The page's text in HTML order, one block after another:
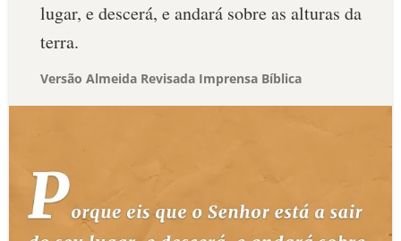
lugar, e descerá, e andará sobre as alturas da
terra.
Versão Almeida Revisada Imprensa Bíblica